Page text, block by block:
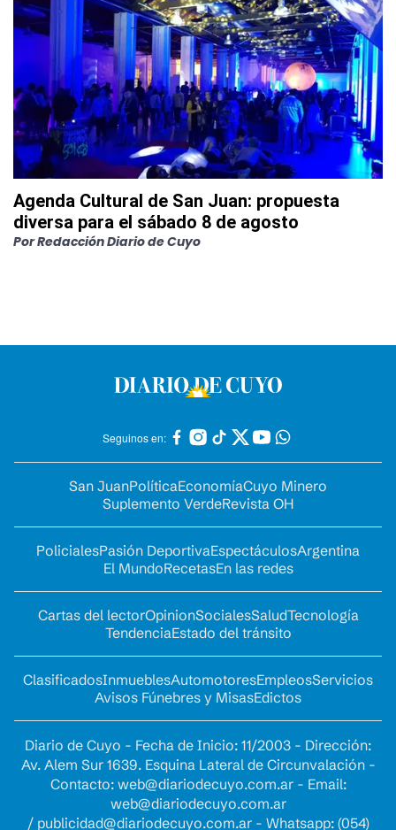
Agenda Cultural de San Juan: propuesta
diversa para el sábado 8 de agosto
PorRedacción Diario de Cuyo
Seguinos en:
San JuanPolíticaEconomíaCuyo Minero
Suplemento VerdeRevista OH
PolicialesPasión DeportivaEspectáculosArgentina
El MundoRecetasEn las redes
Cartas del lectorOpinionSocialesSaludTecnología
TendenciaEstado del tránsito
ClasificadosInmueblesAutomotoresEmpleosServicios
Avisos Fúnebres y MisasEdictos
Diario de Cuyo - Fecha de Inicio: 11/2003 - Dirección:
Av. Alem Sur 1639. Esquina Lateral de Circunvalación -
Contacto: web@diariodecuyo.com.ar- Email:
web@diariodecuyo.com.ar
/ publicidad@diariodecuyo.com.ar- Whatsapp: (054)